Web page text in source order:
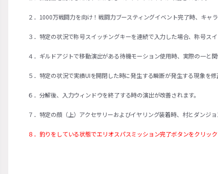
２．1000万戦闘力を向け！戦闘力ブースティングイベント完了時、キ
３．特定の状況で称号スイッチングキーを連続で入力した場合、称号ス
４．ギルドアジトで移動演出がある待機モーション使用時、実際の一と
５．特定の状況で実績UIを開閉した時に発生する瞬断が発生する現象を
６．分解後、入力ウィンドウを終了する時の演出が改善されます。
７．特定の顔（上）アクセサリーおよびイヤリング装着時、村とダンジ
８．釣りをしている状態でエリオスパスミッション完了ボタンをクリッ